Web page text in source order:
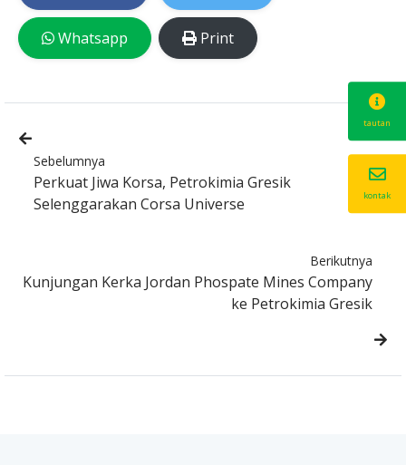
Whatsapp Print
Sebelumnya
Perkuat Jiwa Korsa, Petrokimia Gresik
Selenggarakan Corsa Universe
Berikutnya
Kunjungan Kerka Jordan Phospate Mines Company
ke Petrokimia Gresik
tautan
kontak